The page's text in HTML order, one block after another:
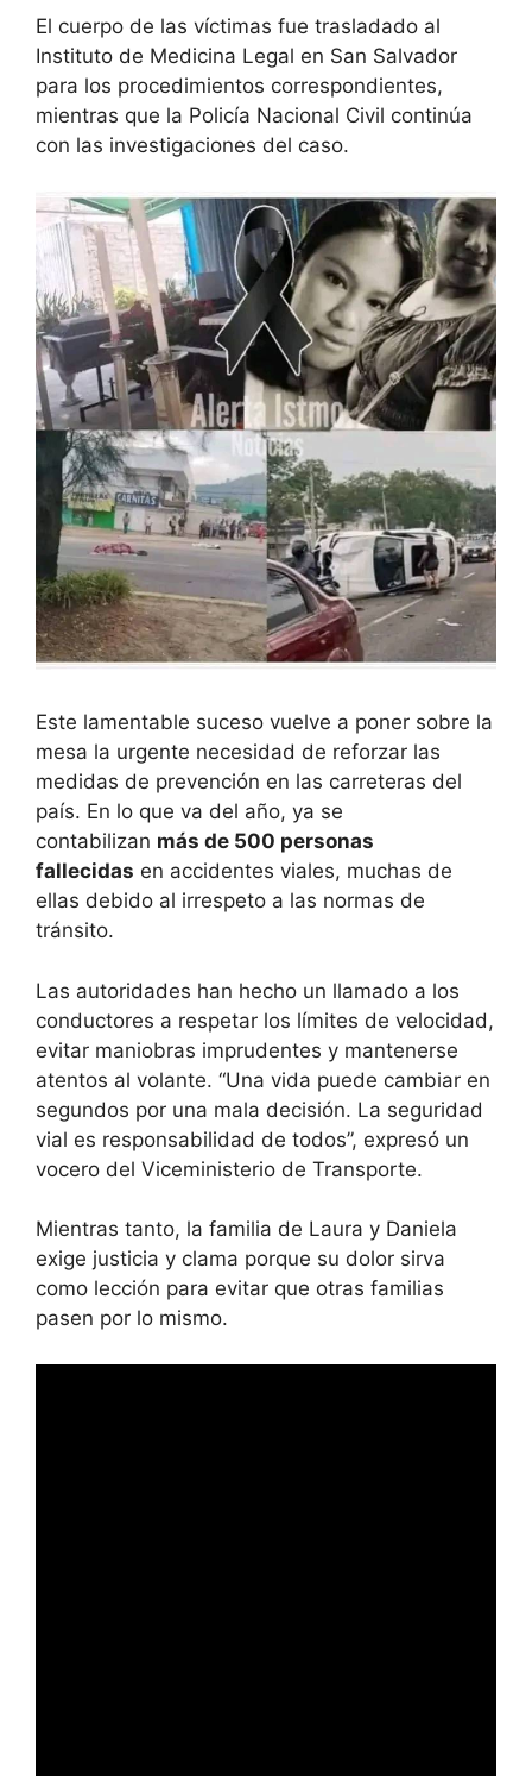
El cuerpo de las víctimas fue trasladado al
Instituto de Medicina Legal en San Salvador
para los procedimientos correspondientes,
mientras que la Policía Nacional Civil continúa
con las investigaciones del caso.
Este lamentable suceso vuelve a poner sobre la
mesa la urgente necesidad de reforzar las
medidas de prevención en las carreteras del
país. En lo que va del año, ya se
contabilizan más de 500 personas
fallecidas en accidentes viales, muchas de
ellas debido al irrespeto a las normas de
tránsito.
Las autoridades han hecho un llamado a los
conductores a respetar los límites de velocidad,
evitar maniobras imprudentes y mantenerse
atentos al volante. “Una vida puede cambiar en
segundos por una mala decisión. La seguridad
vial es responsabilidad de todos”, expresó un
vocero del Viceministerio de Transporte.
Mientras tanto, la familia de Laura y Daniela
exige justicia y clama porque su dolor sirva
como lección para evitar que otras familias
pasen por lo mismo.